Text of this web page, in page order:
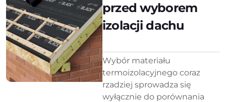
przed wyborem
izolacji dachu
Wybór materiału
termoizolacyjnego coraz
rzadziej sprowadza się
wyłącznie do porównania